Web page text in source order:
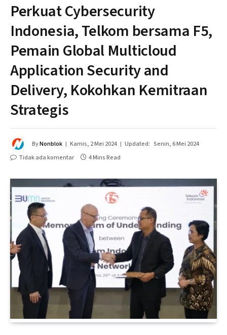
Perkuat Cybersecurity
Indonesia, Telkom bersama F5,
Pemain Global Multicloud
Application Security and
Delivery, Kokohkan Kemitraan
Strategis
ByNonblok Kamis, 2 Mei 2024 Updated: Senin, 6 Mei 2024
Tidak ada komentar
4 Mins Read